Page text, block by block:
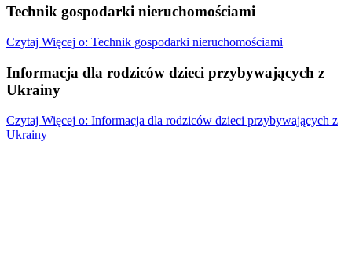
Technik gospodarki nieruchomościami
Czytaj Więcej o: Technik gospodarki nieruchomościami
Informacja dla rodziców dzieci przybywających z
Ukrainy
Czytaj Więcej o: Informacja dla rodziców dzieci przybywających z
Ukrainy